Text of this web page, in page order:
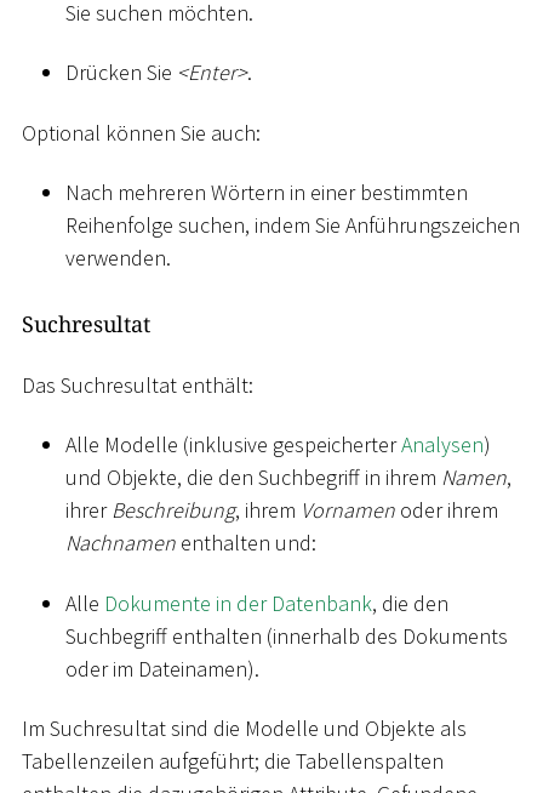
Sie suchen möchten.
Drücken Sie <Enter>.
Optional können Sie auch:
Nach mehreren Wörtern in einer bestimmten
Reihenfolge suchen, indem Sie Anführungszeichen
verwenden.
Suchresultat
Das Suchresultat enthält:
Alle Modelle (inklusive gespeicherterAnalysen)
und Objekte, die den Suchbegriff in ihrem Namen,
ihrerBeschreibung, ihrem Vornamen oder ihrem
Nachnamen enthalten und:
Alle Dokumente in der Datenbank, die den
Suchbegriff enthalten (innerhalb des Dokuments
oder im Dateinamen).
Im Suchresultat sind die Modelle und Objekte als
Tabellenzeilen aufgeführt; die Tabellenspalten